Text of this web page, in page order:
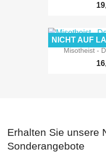
Misotheist -
NICHT AUF
Erhalten Sie unsere
Sonderangebote